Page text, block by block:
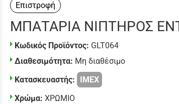
Επιστροφή
ΜΠΑΤΑΡΙΑ ΝΙΠΤΗΡΟΣ
Κωδικός Προϊόντος: GLT064
Διαθεσιμότητα: Μη διαθέσιμο
Κατασκευαστής:
IMEX
Χρώμα: ΧΡΩΜΙΟ